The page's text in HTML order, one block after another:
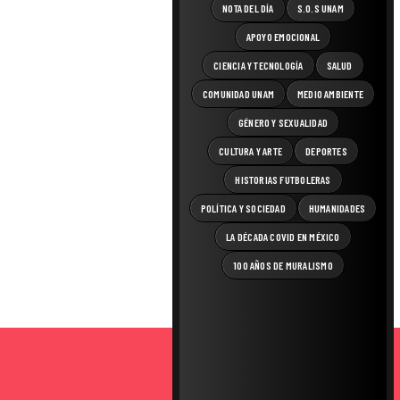
NOTA DEL DÍA S.O.S UNAM
APOYO EMOCIONAL
CIENCIA Y TECNOLOGÍA SALUD
COMUNIDAD UNAM MEDIO AMBIENTE
GÉNERO Y SEXUALIDAD
CULTURA Y ARTE DEPORTES
HISTORIAS FUTBOLERAS
POLÍTICA Y SOCIEDAD HUMANIDADES
LA DÉCADA COVID EN MÉXICO
100 AÑOS DE MURALISMO